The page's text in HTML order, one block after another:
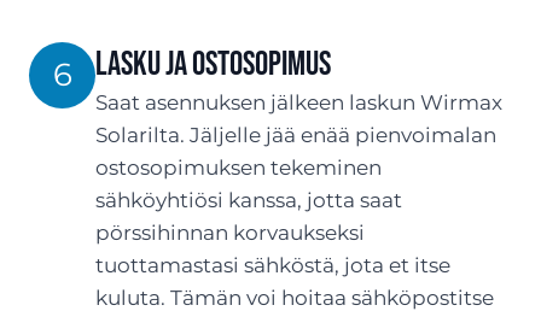
6 LASKU JA OSTOSOPIMUS
Saat asennuksen jälkeen laskun Wirmax
Solarilta. Jäljelle jää enää pienvoimalan
ostosopimuksen tekeminen
sähköyhtiösi kanssa, jotta saat
pörssihinnan korvaukseksi
tuottamastasi sähköstä, jota et itse
kuluta. Tämän voi hoitaa sähköpostitse